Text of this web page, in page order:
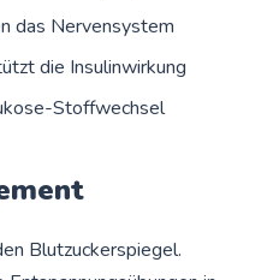
das Nervensystem
die Insulinwirkung
Stoffwechsel
Blutzuckerspiegel.